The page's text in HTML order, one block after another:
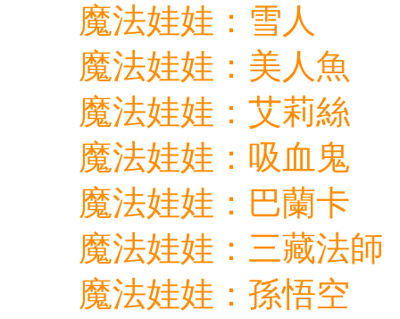
魔法娃娃：雪人
魔法娃娃：美人魚
魔法娃娃：艾莉絲
魔法娃娃：吸血鬼
魔法娃娃：巴蘭卡
魔法娃娃：三藏法師
魔法娃娃：孫悟空